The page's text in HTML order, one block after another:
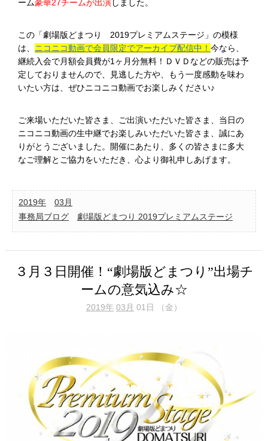
ーム豪華27チームが出演しました。
この「劇場版どまつり 2019プレミアムステージ」の模様
は、 ニコニコ動画で会員限定でアーカイブ配信中！ 今なら、
継続入会で月額会員費が1ヶ月分無料！ＤＶＤなどの販売は予
定しておりませんので、見逃した方や、もう一度感動を味わ
いたい方は、ぜひニコニコ動画でお楽しみください♪
ご来場いただいた皆さま、ご出演いただいた皆さま、当日の
ニコニコ動画の生中継でお楽しみいただいた皆さま、誠にあ
りがとうございました。開催にあたり、多くの皆さまに多大
なご理解とご協力をいただき、心より御礼申しあげます。
2019年
03月
事務局ブログ
劇場版どまつり 2019プレミアムステージ
３月３日開催！“劇場版どまつり”出場チ
ームの意気込み☆
2019年 03月 01日 （金）